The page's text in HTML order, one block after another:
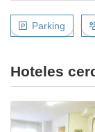
Parking
Hoteles